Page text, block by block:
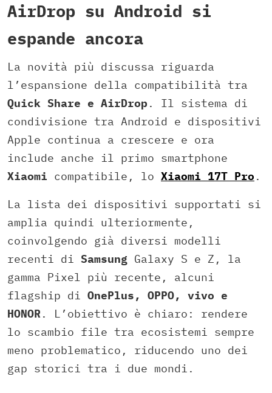
AirDrop su Android si
espande ancora
La novità più discussa riguarda
l’espansione della compatibilità tra
Quick Share e AirDrop . Il sistema di
condivisione tra Android e dispositivi
Apple continua a crescere e ora
include anche il primo smartphone
Xiaomi compatibile, lo Xiaomi 17T Pro .
La lista dei dispositivi supportati si
amplia quindi ulteriormente,
coinvolgendo già diversi modelli
recenti di Samsung Galaxy S e Z, la
gamma Pixel più recente, alcuni
flagship di OnePlus, OPPO, vivo e
HONOR . L’obiettivo è chiaro: rendere
lo scambio file tra ecosistemi sempre
meno problematico, riducendo uno dei
gap storici tra i due mondi.